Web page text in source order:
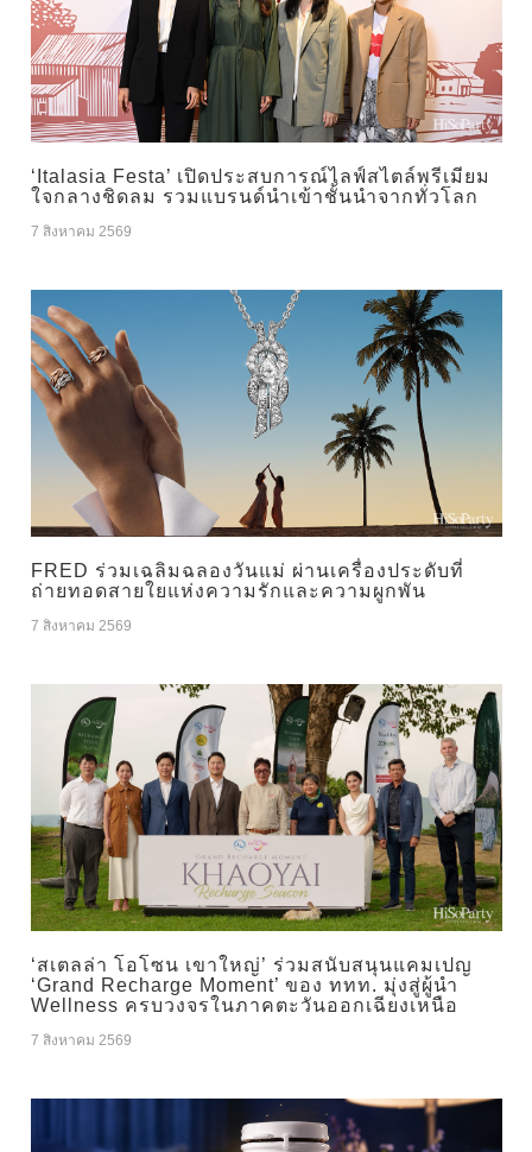
‘Italasia Festa’ เปิดประสบการณ์ไลฟ์สไตล์พรีเมียม
ใจกลางชิดลม รวมแบรนด์นำเข้าชั้นนำจากทั่วโลก
7 สิงหาคม 2569
FRED ร่วมเฉลิมฉลองวันแม่ ผ่านเครื่องประดับที่
ถ่ายทอดสายใยแห่งความรักและความผูกพัน
7 สิงหาคม 2569
‘สเตลล่า โอโซน เขาใหญ่’ ร่วมสนับสนุนแคมเปญ
‘Grand Recharge Moment’ ของ ททท. มุ่งสู่ผู้นำ
Wellness ครบวงจรในภาคตะวันออกเฉียงเหนือ
7 สิงหาคม 2569